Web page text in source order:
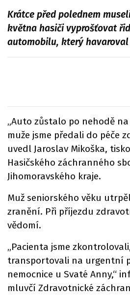
Krátce před polednem
května hasiči vyprošťovat
automobilu, který havaroval
„Auto zůstalo po nehodě
muže jsme předali do péče
uvedl Jaroslav Mikoška,
Hasičského záchranného
Jihomoravského kraje.
Muž seniorského věku
zranění. Při příjezdu
vědomí.
„Pacienta jsme
transportovali na urgentní
nemocnice u Svaté Anny,“
mluvčí Zdravotnické